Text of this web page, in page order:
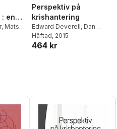
en
, Mats
antal röster:
Perspektiv på
krishantering
Edward Deverell, Dan
Hansén ,Eva-Karin Gardell
Fredrik Bynander
Häftad, 2015
464 kr